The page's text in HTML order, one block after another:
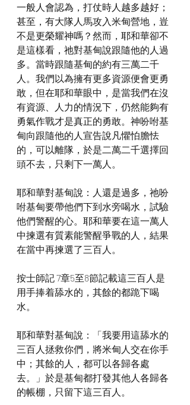
一般人會認為，打仗時人越多越好；
甚至，有大隊人馬攻入米甸營地，豈
不是更榮耀神嗎？然而，耶和華卻不
是這樣看，祂對基甸說跟隨他的人過
多。當時跟隨基甸的約有三萬二千
人。我們以為擁有更多資源便會更勇
敢，但在耶和華眼中，是當我們在沒
有資源、人力的情況下，仍然能夠有
勇氣作戰才是真正的勇敢。神吩咐基
甸向跟隨他的人宣告說凡懼怕膽怯
的，可以離隊，於是二萬二千選擇回
頭不去，只剩下一萬人。
耶和華對基甸說：人還是過多，祂吩
咐基甸要帶他們下到水旁喝水，試驗
他們警醒的心。耶和華要在這一萬人
中揀選有質素能警醒爭戰的人，結果
在當中再揀選了三百人。
按士師記 7章5至8節記載這三百人是
用手捧着舔水的，其餘的都跪下喝
水。
耶和華對基甸說：「我要用這舔水的
三百人拯救你們，將米甸人交在你手
中；其餘的人，都可以各歸各處
去。」於是基甸都打發其他人各歸各
的帳棚，只留下這三百人。